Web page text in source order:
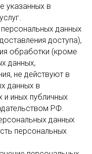
указанных в
данных
доступа),
обработки (кроме
данных,
не действуют в
данных в
и иных публичных
РФ.
данных
персональных